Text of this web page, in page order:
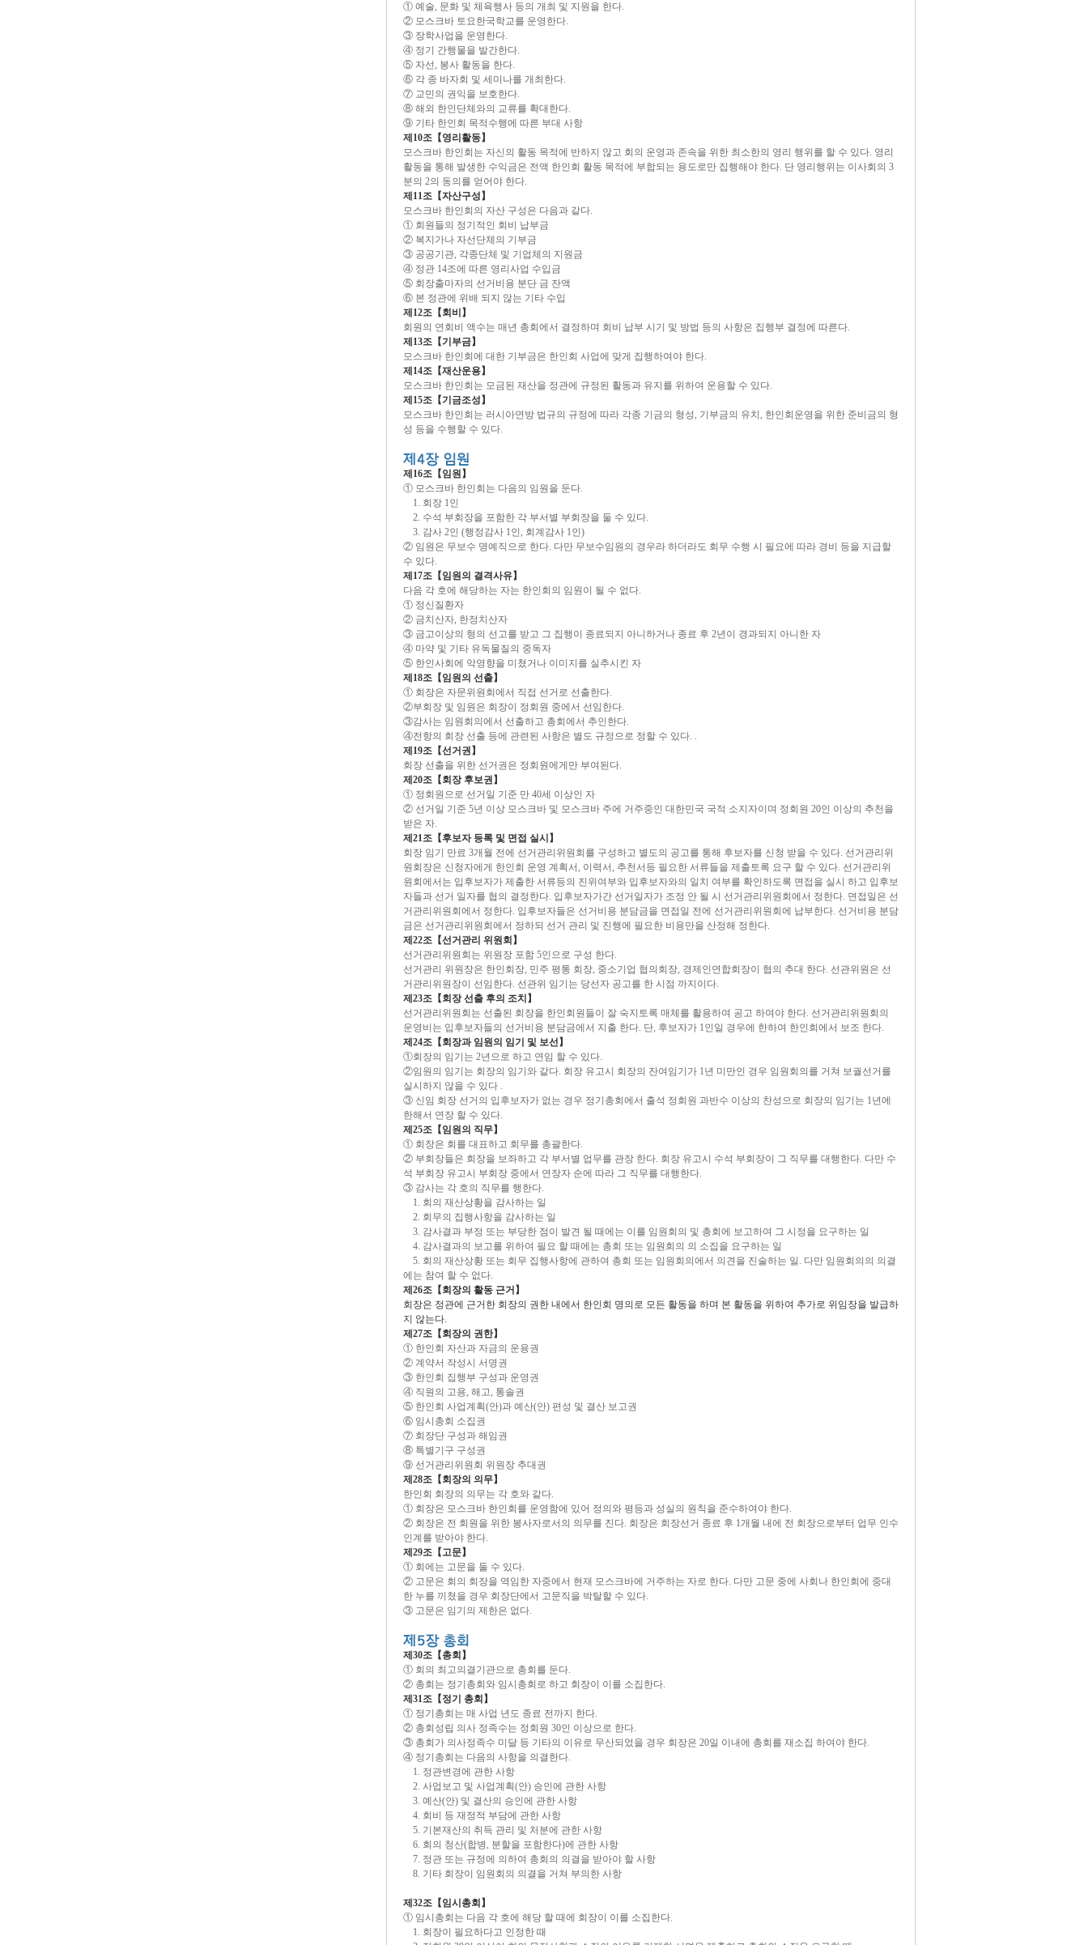
① 예술, 문화 및 체육행사 등의 개최 및 지원을 한다.
② 모스크바 토요한국학교를 운영한다.
③ 장학사업을 운영한다.
④ 정기 간행물을 발간한다.
⑤ 자선, 봉사 활동을 한다.
⑥ 각 종 바자회 및 세미나를 개최한다.
⑦ 교민의 권익을 보호한다.
⑧ 해외 한인단체와의 교류를 확대한다.
⑨ 기타 한인회 목적수행에 따른 부대 사항
제10조【영리활동】
모스크바 한인회는 자신의 활동 목적에 반하지 않고 회의 운영과 존속을 위한 최소한의 영리 행위를 할 수 있다. 영리
활동을 통해 발생한 수익금은 전액 한인회 활동 목적에 부합되는 용도로만 집행해야 한다. 단 영리행위는 이사회의 3
분의 2의 동의를 얻어야 한다.
제11조【자산구성】
모스크바 한인회의 자산 구성은 다음과 같다.
① 회원들의 정기적인 회비 납부금
② 복지가나 자선단체의 기부금
③ 공공기관, 각종단체 및 기업체의 지원금
④ 정관 14조에 따른 영리사업 수입금
⑤ 회장출마자의 선거비용 분단 금 잔액
⑥ 본 정관에 위배 되지 않는 기타 수입
제12조【회비】
회원의 연회비 액수는 매년 총회에서 결정하며 회비 납부 시기 및 방법 등의 사항은 집행부 결정에 따른다.
제13조【기부금】
모스크바 한인회에 대한 기부금은 한인회 사업에 맞게 집행하여야 한다.
제14조【재산운용】
모스크바 한인회는 모금된 재산을 정관에 규정된 활동과 유지를 위하여 운용할 수 있다.
제15조【기금조성】
모스크바 한인회는 러시아연방 법규의 규정에 따라 각종 기금의 형성, 기부금의 유치, 한인회운영을 위한 준비금의 형
성 등을 수행할 수 있다.
제16조【임원】
① 모스크바 한인회는 다음의 임원을 둔다.
1. 회장 1인
2. 수석 부회장을 포함한 각 부서별 부회장을 둘 수 있다.
3. 감사 2인 (행정감사 1인, 회계감사 1인)
② 임원은 무보수 명예직으로 한다. 다만 무보수임원의 경우라 하더라도 회무 수행 시 필요에 따라 경비 등을 지급할
수 있다.
제17조【임원의 결격사유】
다음 각 호에 해당하는 자는 한인회의 임원이 될 수 없다.
① 정신질환자
② 금치산자, 한정치산자
③ 금고이상의 형의 선고를 받고 그 집행이 종료되지 아니하거나 종료 후 2년이 경과되지 아니한 자
④ 마약 및 기타 유독물질의 중독자
⑤ 한인사회에 악영향을 미쳤거나 이미지를 실추시킨 자
제18조【임원의 선출】
① 회장은 자문위원회에서 직접 선거로 선출한다.
②부회장 및 임원은 회장이 정회원 중에서 선임한다.
③감사는 임원회의에서 선출하고 총회에서 추인한다.
④전항의 회장 선출 등에 관련된 사항은 별도 규정으로 정할 수 있다. .
제19조【선거권】
회장 선출을 위한 선거권은 정회원에게만 부여된다.
제20조【회장 후보권】
① 정회원으로 선거일 기준 만 40세 이상인 자
② 선거일 기준 5년 이상 모스크바 및 모스크바 주에 거주중인 대한민국 국적 소지자이며 정회원 20인 이상의 추천을
받은 자.
제21조【후보자 등록 및 면접 실시】
회장 임기 만료 3개월 전에 선거관리위원회를 구성하고 별도의 공고를 통해 후보자를 신청 받을 수 있다. 선거관리위
원회장은 신청자에게 한인회 운영 계획서, 이력서, 추천서등 필요한 서류들을 제출토록 요구 할 수 있다. 선거관리위
원회에서는 입후보자가 제출한 서류등의 진위여부와 입후보자와의 일치 여부를 확인하도록 면접을 실시 하고 입후보
자들과 선거 일자를 협의 결정한다. 입후보자가간 선거일자가 조정 안 될 시 선거관리위원회에서 정한다. 면접일은 선
거관리위원회에서 정한다. 입후보자들은 선거비용 분담금을 면접일 전에 선거관리위원회에 납부한다. 선거비용 분담
금은 선거관리위원회에서 정하되 선거 관리 및 진행에 필요한 비용만을 산정해 정한다.
제22조【선거관리 위원회】
선거관리위원회는 위원장 포함 5인으로 구성 한다.
선거관리 위원장은 한인회장, 민주 평통 회장, 중소기업 협의회장, 경제인연합회장이 협의 추대 한다. 선관위원은 선
거관리위원장이 선임한다. 선관위 임기는 당선자 공고를 한 시점 까지이다.
제23조【회장 선출 후의 조치】
선거관리위원회는 선출된 회장을 한인회원들이 잘 숙지토록 매체를 활용하여 공고 하여야 한다. 선거관리위원회의
운영비는 입후보자들의 선거비용 분담금에서 지출 한다. 단, 후보자가 1인일 경우에 한하여 한인회에서 보조 한다.
제24조【회장과 임원의 임기 및 보선】
①회장의 임기는 2년으로 하고 연임 할 수 있다.
②임원의 임기는 회장의 임기와 같다. 회장 유고시 회장의 잔여임기가 1년 미만인 경우 임원회의를 거쳐 보궐선거를
실시하지 않을 수 있다 .
③ 신임 회장 선거의 입후보자가 없는 경우 정기총회에서 출석 정회원 과반수 이상의 찬성으로 회장의 임기는 1년에
한해서 연장 할 수 있다.
제25조【임원의 직무】
① 회장은 회를 대표하고 회무를 총괄한다.
② 부회장들은 회장을 보좌하고 각 부서별 업무를 관장 한다. 회장 유고시 수석 부회장이 그 직무를 대행한다. 다만 수
석 부회장 유고시 부회장 중에서 연장자 순에 따라 그 직무를 대행한다.
③ 감사는 각 호의 직무를 행한다.
1. 회의 재산상황을 감사하는 일
2. 회무의 집행사항을 감사하는 일
3. 감사결과 부정 또는 부당한 점이 발견 될 때에는 이를 임원회의 및 총회에 보고하여 그 시정을 요구하는 일
4. 감사결과의 보고를 위하여 필요 할 때에는 총회 또는 임원회의 의 소집을 요구하는 일
5. 회의 재산상황 또는 회무 집행사항에 관하여 총회 또는 임원회의에서 의견을 진술하는 일. 다만 임원회의의 의결
에는 참여 할 수 없다.
제26조【회장의 활동 근거】
회장은 정관에 근거한 회장의 권한 내에서 한인회 명의로 모든 활동을 하며 본 활동을 위하여 추가로 위임장을 발급하
지 않는다.
제27조【회장의 권한】
① 한인회 자산과 자금의 운용권
② 계약서 작성시 서명권
③ 한인회 집행부 구성과 운영권
④ 직원의 고용, 해고, 통솔권
⑤ 한인회 사업계획(안)과 예산(안) 편성 및 결산 보고권
⑥ 임시총회 소집권
⑦ 회장단 구성과 해임권
⑧ 특별기구 구성권
⑨ 선거관리위원회 위원장 추대권
제28조【회장의 의무】
한인회 회장의 의무는 각 호와 같다.
① 회장은 모스크바 한인회를 운영함에 있어 정의와 평등과 성실의 원칙을 준수하여야 한다.
② 회장은 전 회원을 위한 봉사자로서의 의무를 진다. 회장은 회장선거 종료 후 1개월 내에 전 회장으로부터 업무 인수
인계를 받아야 한다.
제29조【고문】
① 회에는 고문을 둘 수 있다.
② 고문은 회의 회장을 역임한 자중에서 현재 모스크바에 거주하는 자로 한다. 다만 고문 중에 사회나 한인회에 중대
한 누를 끼쳤을 경우 회장단에서 고문직을 박탈할 수 있다.
③ 고문은 임기의 제한은 없다.
제30조【총회】
① 회의 최고의결기관으로 총회를 둔다.
② 총회는 정기총회와 임시총회로 하고 회장이 이를 소집한다.
제31조【정기 총회】
① 정기총회는 매 사업 년도 종료 전까지 한다.
② 총회성립 의사 정족수는 정회원 30인 이상으로 한다.
③ 총회가 의사정족수 미달 등 기타의 이유로 무산되었을 경우 회장은 20일 이내에 총회를 재소집 하여야 한다.
④ 정기총회는 다음의 사항을 의결한다.
1. 정관변경에 관한 사항
2. 사업보고 및 사업계획(안) 승인에 관한 사항
3. 예산(안) 및 결산의 승인에 관한 사항
4. 회비 등 재정적 부담에 관한 사항
5. 기본재산의 취득 관리 및 처분에 관한 사항
6. 회의 청산(합병, 분할을 포함한다)에 관한 사항
7. 정관 또는 규정에 의하여 총회의 의결을 받아야 할 사항
8. 기타 회장이 임원회의 의결을 거쳐 부의한 사항
제32조【임시총회】
① 임시총회는 다음 각 호에 해당 할 때에 회장이 이를 소집한다.
1. 회장이 필요하다고 인정한 때